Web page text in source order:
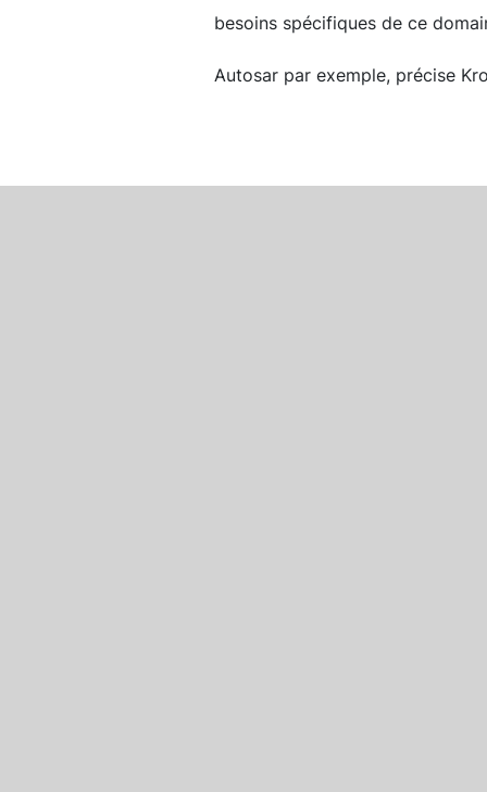
besoins spécifiques de ce
Autosar par exemple, précise